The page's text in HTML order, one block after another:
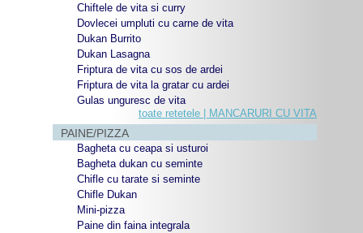
Chiftele de vita si curry
Dovlecei umpluti cu carne de vita
Dukan Burrito
Dukan Lasagna
Friptura de vita cu sos de ardei
Friptura de vita la gratar cu ardei
Gulas unguresc de vita
toate retetele | MANCARURI CU VITA
PAINE/PIZZA
Bagheta cu ceapa si usturoi
Bagheta dukan cu seminte
Chifle cu tarate si seminte
Chifle Dukan
Mini-pizza
Paine din faina integrala